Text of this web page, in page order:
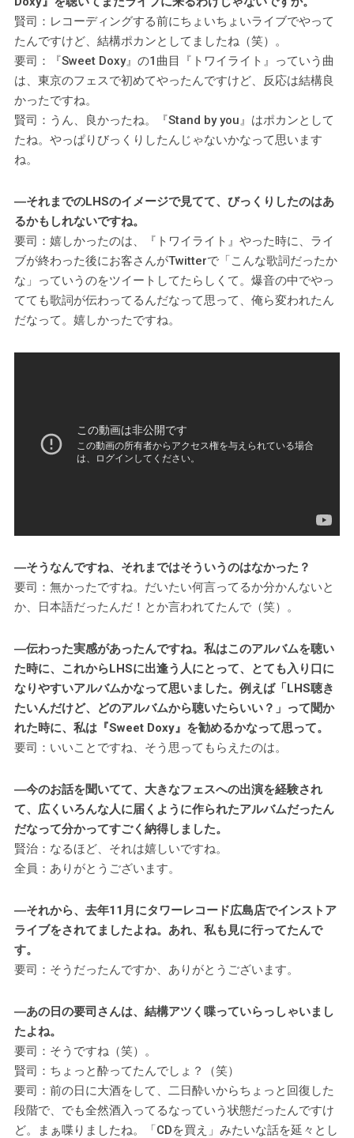
賢司：レコーディングする前にちょいちょいライブでやって
たんですけど、結構ポカンとしてましたね（笑）。
要司：『Sweet Doxy』の1曲目『トワイライト』っていう曲
は、東京のフェスで初めてやったんですけど、反応は結構良
かったですね。
賢司：うん、良かったね。『Stand by you』はポカンとして
たね。やっぱりびっくりしたんじゃないかなって思います
ね。
―それまでのLHSのイメージで見てて、びっくりしたのはあ
るかもしれないですね。
要司：嬉しかったのは、『トワイライト』やった時に、ライ
ブが終わった後にお客さんがTwitterで「こんな歌詞だったか
な」っていうのをツイートしてたらしくて。爆音の中でやっ
てても歌詞が伝わってるんだなって思って、俺ら変われたん
だなって。嬉しかったですね。
―そうなんですね、それまではそういうのはなかった？
要司：無かったですね。だいたい何言ってるか分かんないと
か、日本語だったんだ！とか言われてたんで（笑）。
―伝わった実感があったんですね。私はこのアルバムを聴い
た時に、これからLHSに出逢う人にとって、とても入り口に
なりやすいアルバムかなって思いました。例えば「LHS聴き
たいんだけど、どのアルバムから聴いたらいい？」って聞か
れた時に、私は『Sweet Doxy』を勧めるかなって思って。
要司：いいことですね、そう思ってもらえたのは。
―今のお話を聞いてて、大きなフェスへの出演を経験され
て、広くいろんな人に届くように作られたアルバムだったん
だなって分かってすごく納得しました。
賢治：なるほど、それは嬉しいですね。
全員：ありがとうございます。
―それから、去年11月にタワーレコード広島店でインストア
ライブをされてましたよね。あれ、私も見に行ってたんで
す。
要司：そうだったんですか、ありがとうございます。
―あの日の要司さんは、結構アツく喋っていらっしゃいまし
たよね。
要司：そうですね（笑）。
賢司：ちょっと酔ってたんでしょ？（笑）
要司：前の日に大酒をして、二日酔いからちょっと回復した
段階で、でも全然酒入ってるなっていう状態だったんですけ
ど。まぁ喋りましたね。「CDを買え」みたいな話を延々とし